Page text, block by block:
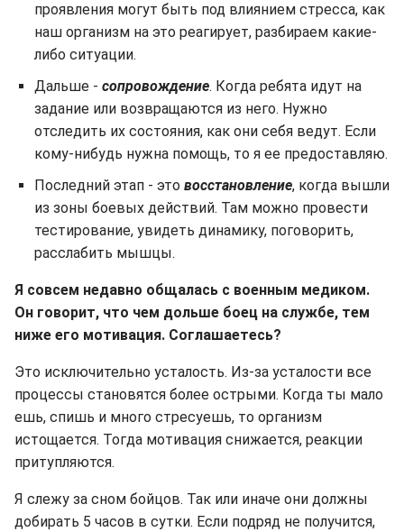
проявления могут быть под влиянием стресса, как
наш организм на это реагирует, разбираем какие-
либо ситуации.
Дальше - сопровождение. Когда ребята идут на
задание или возвращаются из него. Нужно
отследить их состояния, как они себя ведут. Если
кому-нибудь нужна помощь, то я ее предоставляю.
Последний этап - это восстановление, когда вышли
из зоны боевых действий. Там можно провести
тестирование, увидеть динамику, поговорить,
расслабить мышцы.
Я совсем недавно общалась с военным медиком.
Он говорит, что чем дольше боец на службе, тем
ниже его мотивация. Соглашаетесь?
Это исключительно усталость. Из-за усталости все
процессы становятся более острыми. Когда ты мало
ешь, спишь и много стресуешь, то организм
истощается. Тогда мотивация снижается, реакции
притупляются.
Я слежу за сном бойцов. Так или иначе они должны
добирать 5 часов в сутки. Если подряд не получится,